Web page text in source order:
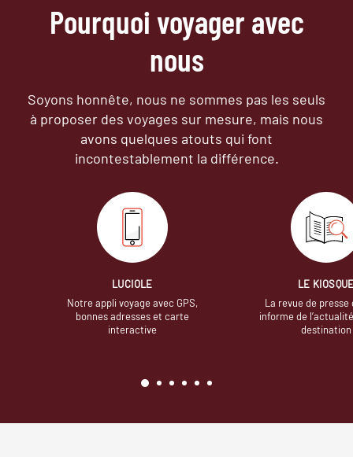
Pourquoi voyager avec
nous
Soyons honnête, nous ne sommes pas les seuls
à proposer des voyages sur mesure, mais nous
avons quelques atouts qui font
incontestablement la différence.
LUCIOLE
Notre appli voyage avec GPS,
bonnes adresses et carte
interactive
LE
La revue de presse
informe de
destination